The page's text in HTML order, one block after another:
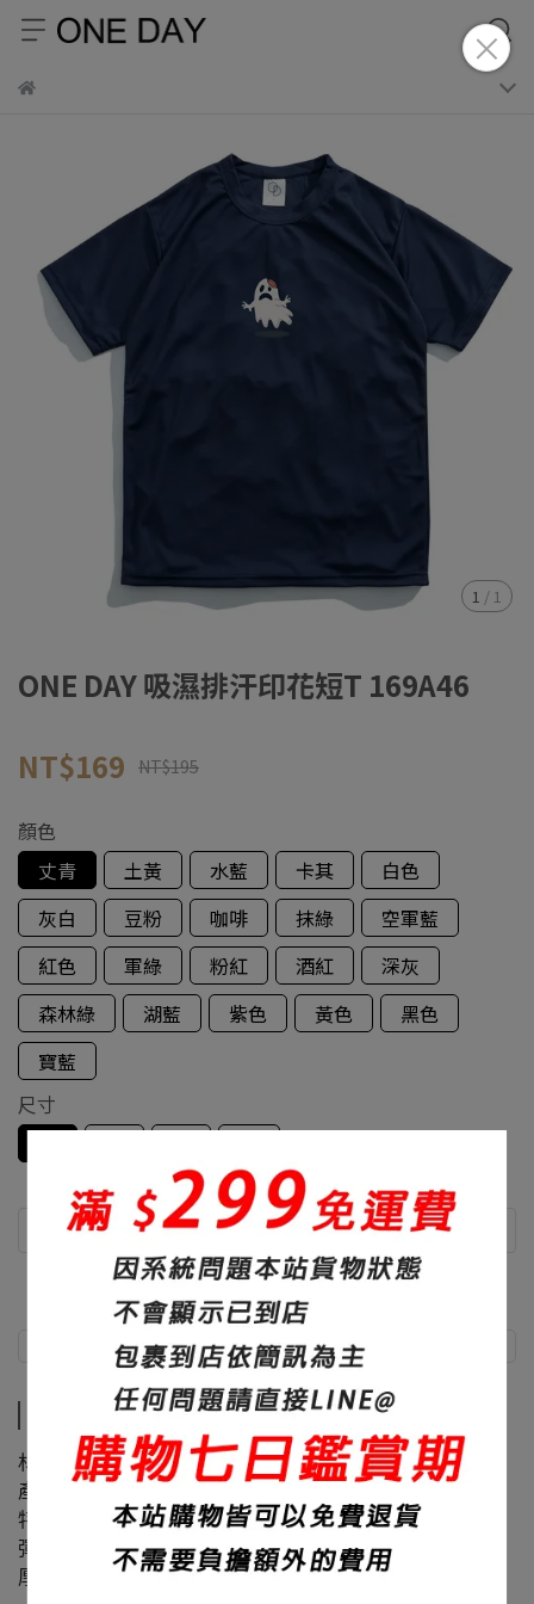
1 / 1
ONE DAY 吸濕排汗印花短T 169A46
NT$169 NT$195
顏色
丈青
土黃 水藍 卡其
白色
灰白
豆粉 咖啡 抹綠
空軍藍
紅色
軍綠 粉紅 酒紅
深灰
森林綠
湖藍 紫色 黃色
黑色
寶藍
尺寸
商品介紹 尺寸說明
商品介紹
材質：100%聚酯纖維
產地：台灣
特色：吸濕排汗、面料滑順
彈性：超彈
厚度：230碼重